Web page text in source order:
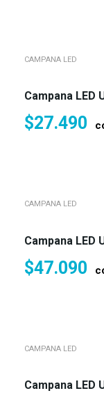
CAMPANA LED
Campana LED
$27.490
CAMPANA LED
Campana LED
$47.090
CAMPANA LED
Campana LED